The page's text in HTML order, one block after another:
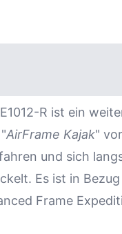
R ist ein
AirFrame Kajak"
und sich
Es ist in
Frame